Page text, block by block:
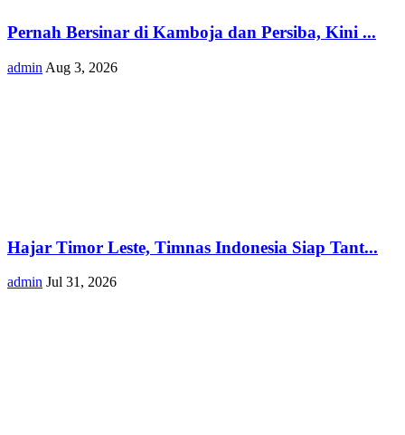
Pernah Bersinar di Kamboja dan Persiba, Kini ...
admin Aug 3, 2026
Hajar Timor Leste, Timnas Indonesia Siap Tant...
admin Jul 31, 2026